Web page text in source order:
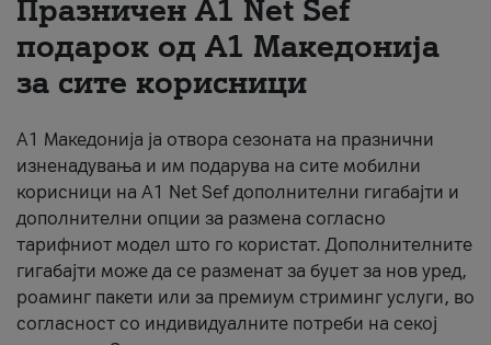
За нас
#ПодобарОнлајн
Празничен A1 Net Sеf
подарок од А1 Македонија
за сите корисници
А1 Македонија ја отвора сезоната на празнични
изненадувања и им подарува на сите мобилни
корисници на A1 Net Sef дополнителни гигабајти и
дополнителни опции за размена согласно
тарифниот модел што го користат. Дополнителните
гигабајти може да се разменат за буџет за нов уред,
роаминг пакети или за премиум стриминг услуги, во
согласност со индивидуалните потреби на секој